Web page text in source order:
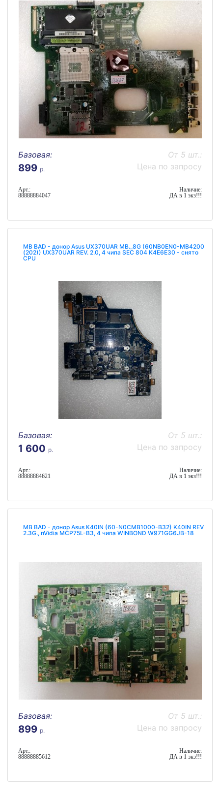
Базовая:
899 р.
От 5 шт.:
Цена по запросу
Арт.:
88888884047
Наличие:
ДА в 1 экз!!!
MB BAD - донор Asus UX370UAR MB._8G (60NB0EN0-MB4200
(202)) UX370UAR REV. 2.0, 4 чипа SEC 804 K4E6E30 - снято
CPU
Базовая:
1 600 р.
От 5 шт.:
Цена по запросу
Арт.:
88888884621
Наличие:
ДА в 1 экз!!!
MB BAD - донор Asus K40IN (60-N0CMB1000-B32) K40IN REV
2.3G., nVidia MCP75L-B3, 4 чипа WINBOND W971GG6JB-18
Базовая:
899 р.
От 5 шт.:
Цена по запросу
Арт.:
88888885612
Наличие:
ДА в 1 экз!!!